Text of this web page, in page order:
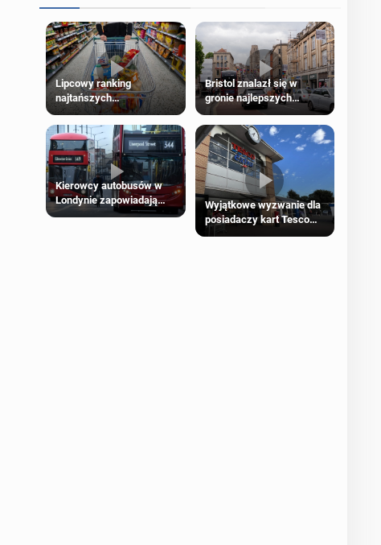
Lipcowy ranking
najtańszych
supermarketów
Bristol znalazł się w
gronie najlepszych
kierunków podróży na
świecie
Kierowcy autobusów w
Londynie zapowiadają
strajki
Wyjątkowe wyzwanie dla
posiadaczy kart Tesco
Clubcard!